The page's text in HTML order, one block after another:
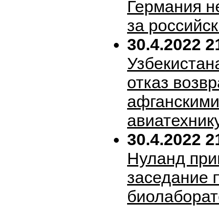
Германия
за
30.4.2022
отказ
30.4.2022
Нуланд
заседание